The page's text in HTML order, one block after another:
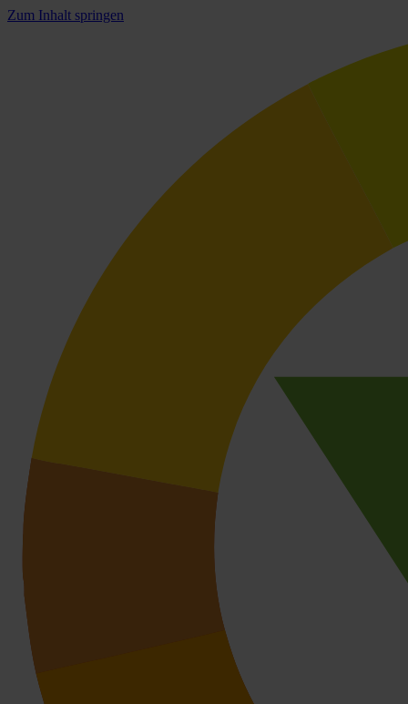
Zum Inhalt springen